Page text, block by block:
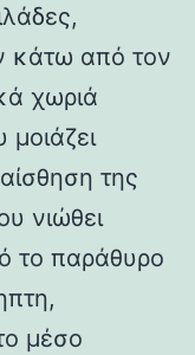
κάτω από τον
χωριά
της
νιώθει
το παράθυρο
μέσο